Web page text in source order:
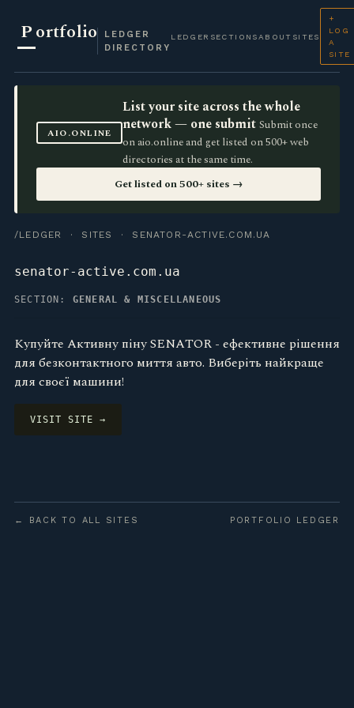
Portfolio
LEDGER
DIRECTORY
LEDGER SECTIONS ABOUT SITES
+
LOG
A
SITE
AIO.ONLINE
List your site across the whole
network — one submit Submit once
on aio.online and get listed on 500+ web
directories at the same time.
Get listed on 500+ sites →
/LEDGER · SITES · SENATOR-ACTIVE.COM.UA
senator-active.com.ua
SECTION: GENERAL & MISCELLANEOUS
Купуйте Активну піну SENATOR - ефективне рішення
для безконтактного миття авто. Виберіть найкраще
для своєї машини!
VISIT SITE →
← BACK TO ALL SITES PORTFOLIO LEDGER